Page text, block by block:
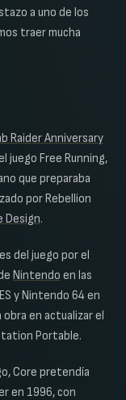
a uno de los
traer mucha
Raider Anniversary
juego Free Running,
que preparaba
por Rebellion
Design.
del juego por el
Nintendo en las
y Nintendo 64 en
obra en actualizar el
Portable.
Core pretendía
en 1996, con